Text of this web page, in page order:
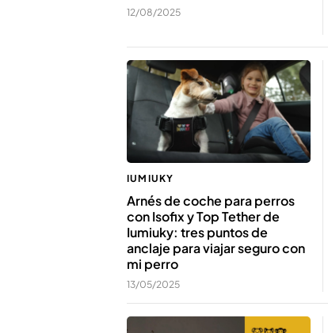
12/08/2025
IUMIUKY
Arnés de coche para perros
con Isofix y Top Tether de
Iumiuky: tres puntos de
anclaje para viajar seguro con
mi perro
13/05/2025